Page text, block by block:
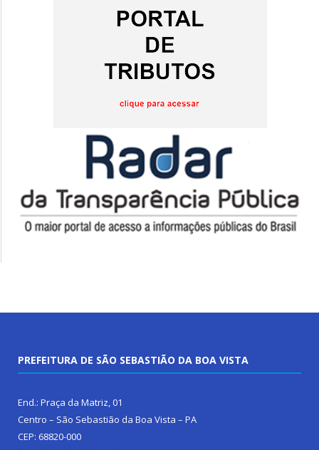
PREFEITURA DE SÃO SEBASTIÃO DA BOA VISTA
End.: Praça da Matriz, 01
Centro – São Sebastião da Boa Vista – PA
CEP: 68820-000